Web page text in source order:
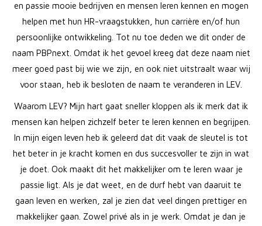
en passie mooie bedrijven en mensen leren kennen en mogen
helpen met hun HR-vraagstukken, hun carrière en/of hun
persoonlijke ontwikkeling. Tot nu toe deden we dit onder de
naam PBPnext. Omdat ik het gevoel kreeg dat deze naam niet
meer goed past bij wie we zijn, en ook niet uitstraalt waar wij
voor staan, heb ik besloten de naam te veranderen in LEV.
Waarom LEV? Mijn hart gaat sneller kloppen als ik merk dat ik
mensen kan helpen zichzelf beter te leren kennen en begrijpen.
In mijn eigen leven heb ik geleerd dat dit vaak de sleutel is tot
het beter in je kracht komen en dus succesvoller te zijn in wat
je doet. Ook maakt dit het makkelijker om te leren waar je
passie ligt. Als je dat weet, en de durf hebt van daaruit te
gaan leven en werken, zal je zien dat veel dingen prettiger en
makkelijker gaan. Zowel privé als in je werk. Omdat je dan je